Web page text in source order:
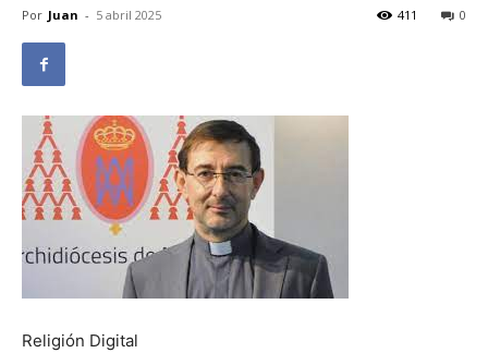
Por Juan - 5 abril 2025 0
411
Religión Digital